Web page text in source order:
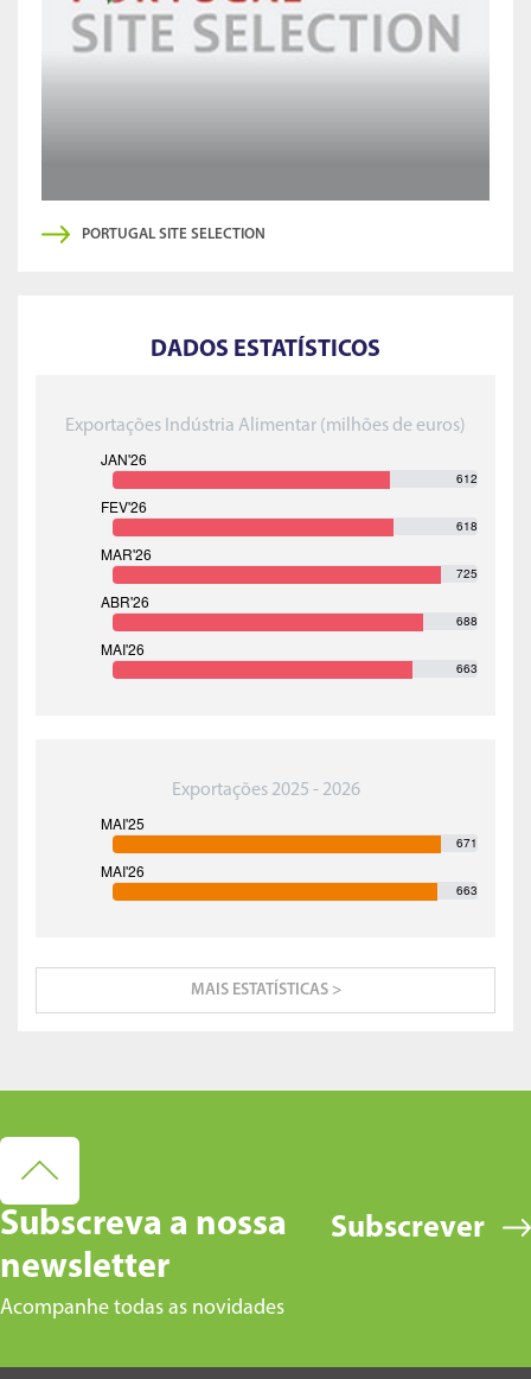
PORTUGAL SITE SELECTION
DADOS ESTATÍSTICOS
Exportações Indústria Alimentar (milhões de euros)
612
618
725
688
663
Exportações 2025 - 2026
671
663
MAIS ESTATÍSTICAS >
Subscreva a nossa
newsletter
Acompanhe todas as novidades
Subscrever